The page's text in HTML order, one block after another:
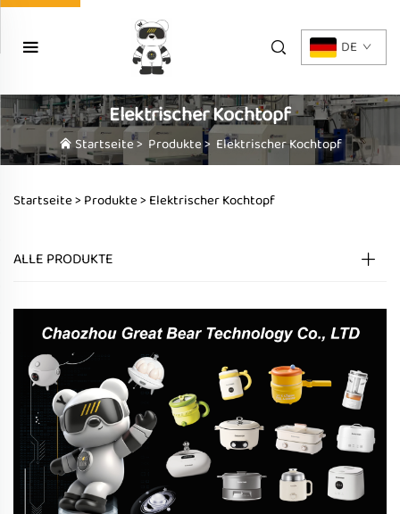
DE
Elektrischer Kochtopf
Startseite> Produkte> Elektrischer Kochtopf
Startseite > Produkte> Elektrischer Kochtopf
ALLE PRODUKTE